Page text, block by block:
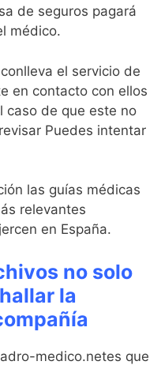
de seguros pagará
médico.
el servicio de
en contacto con ellos
caso de que este no
Puedes intentar
las guías médicas
relevantes
en España.
no solo
la
medico.netes que